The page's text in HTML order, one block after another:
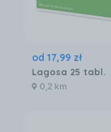
od 17,99 zł
Lagosa 25 tabl.
0,2 km